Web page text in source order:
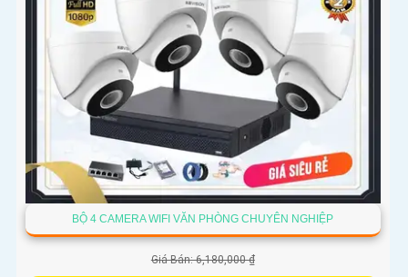
BỘ 4 CAMERA WIFI VĂN PHÒNG CHUYÊN NGHIỆP
Giá Bán: 6,180,000 ₫